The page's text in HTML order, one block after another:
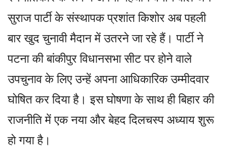
सुराज पार्टी के संस्थापक प्रशांत किशोर अब पहली
बार खुद चुनावी मैदान में उतरने जा रहे हैं। पार्टी ने
पटना की बांकीपुर विधानसभा सीट पर होने वाले
उपचुनाव के लिए उन्हें अपना आधिकारिक उम्मीदवार
घोषित कर दिया है। इस घोषणा के साथ ही बिहार की
राजनीति में एक नया और बेहद दिलचस्प अध्याय शुरू
हो गया है।